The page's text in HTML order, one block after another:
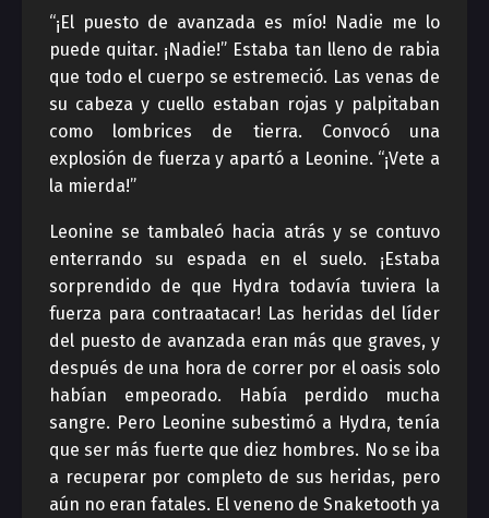
“¡El puesto de avanzada es mío! Nadie me lo
puede quitar. ¡Nadie!” Estaba tan lleno de rabia
que todo el cuerpo se estremeció. Las venas de
su cabeza y cuello estaban rojas y palpitaban
como lombrices de tierra. Convocó una
explosión de fuerza y ​​apartó a Leonine. “¡Vete a
la mierda!”
Leonine se tambaleó hacia atrás y se contuvo
enterrando su espada en el suelo. ¡Estaba
sorprendido de que Hydra todavía tuviera la
fuerza para contraatacar! Las heridas del líder
del puesto de avanzada eran más que graves, y
después de una hora de correr por el oasis solo
habían empeorado. Había perdido mucha
sangre. Pero Leonine subestimó a Hydra, tenía
que ser más fuerte que diez hombres. No se iba
a recuperar por completo de sus heridas, pero
aún no eran fatales. El veneno de Snaketooth ya